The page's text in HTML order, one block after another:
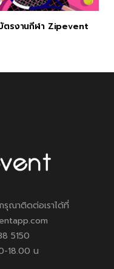
ตรงานกีฬา Zipevent
รุณาติดต่อเราได้ที่
5150
18.00 น